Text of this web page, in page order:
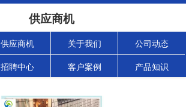
供应商机
供应商机 关于我们 公司动态
招聘中心 客户案例 产品知识